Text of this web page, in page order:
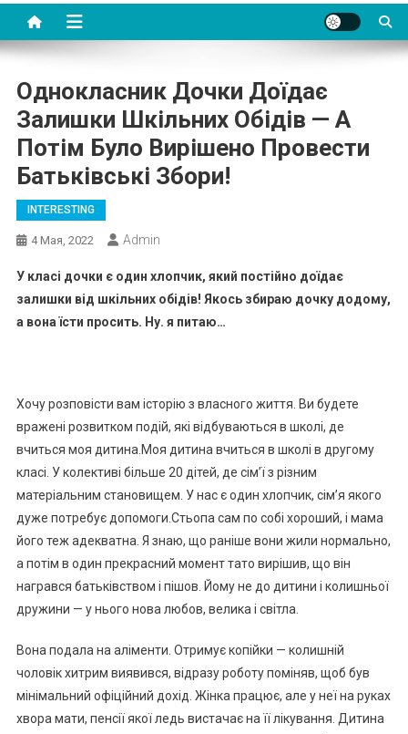
Однокласник Дочки Доїдає
Залишки Шкільних Обідів — А
Потім Було Вирішено Провести
Батьківські Збори!
INTERESTING
4 Мая, 2022 Admin
У класі дочки є один хлопчик, який постійно доїдає
залишки від шкільних обідів! Якось збираю дочку додому,
а вона їсти просить. Ну. я питаю…
Хочу розповісти вам історію з власного життя. Ви будете
вражені розвитком подій, які відбуваються в школі, де
вчиться моя дитина.Моя дитина вчиться в школі в другому
класі. У колективі більше 20 дітей, де сім’ї з різним
матеріальним становищем. У нас є один хлопчик, сім’я якого
дуже потребує допомоги.Стьопа сам по собі хороший, і мама
його теж адекватна. Я знаю, що раніше вони жили нормально,
а потім в один прекрасний момент тато вирішив, що він
награвся батьківством і пішов. Йому не до дитини і колишньої
дружини — у нього нова любов, велика і світла.
Вона подала на аліменти. Отримує копійки — колишній
чоловік хитрим виявився, відразу роботу поміняв, щоб був
мінімальний офіційний дохід. Жінка працює, але у неї на руках
хвора мати, пенсії якої ледь вистачає на її лікування. Дитина